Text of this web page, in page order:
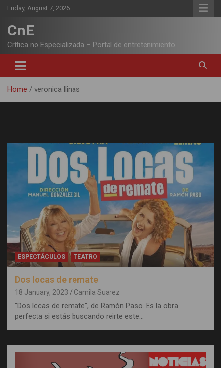
Skip
content
Friday, August 7, 2026
CnE
Crítica no Especializada – Portal de entretenimiento
Home veronica llinas
ESPECTÁCULOS TEATRO
Dos locas de remate
18 January, 2023 Camila Suarez
"Dos locas de remate", de Ramón Paso. Es la obra
perfecta si estás buscando reirte este…